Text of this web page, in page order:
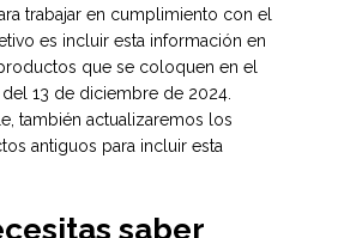
trabajar en cumplimiento con el
es incluir esta información en
que se coloquen en el
13 de diciembre de 2024.
también actualizaremos los
antiguos para incluir esta
saber